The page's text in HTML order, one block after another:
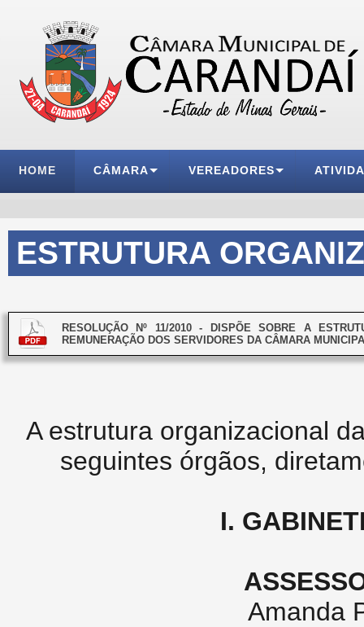
HOME CÂMARA VEREADORES
ESTRUTURA
RESOLUÇÃO Nº 11/2010 - DISPÕE SOBRE A
REMUNERAÇÃO DOS SERVIDORES DA CÂMARA
A estrutura organizacional
seguintes órgãos,
I.
Amanda